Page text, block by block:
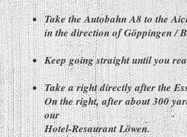
Take the Autobahn A8 to the
in the direction of Göppingen /
Keep going straight until you
Take a right directly after the
On the right, after about 300
our
Hotel-Resaurant Löwen.